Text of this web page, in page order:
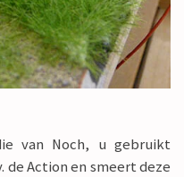
van Noch, u gebruikt
Action en smeert deze